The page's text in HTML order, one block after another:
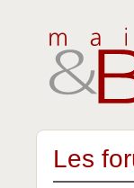
Les